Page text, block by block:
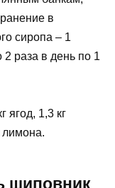
в
сиропа – 1
2 раза в день по 1
ягод, 1,3 кг
лимона.
шиповник